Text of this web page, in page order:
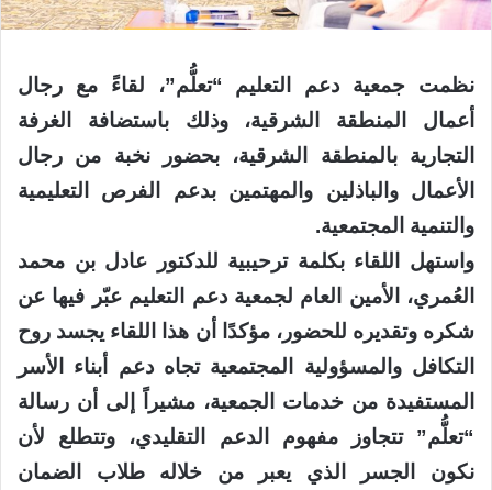
نظمت جمعية دعم التعليم “تعلُّم”، لقاءً مع رجال
أعمال المنطقة الشرقية، وذلك باستضافة الغرفة
التجارية بالمنطقة الشرقية، بحضور نخبة من رجال
الأعمال والباذلين والمهتمين بدعم الفرص التعليمية
والتنمية المجتمعية.
واستهل اللقاء بكلمة ترحيبية للدكتور عادل بن محمد
العُمري، الأمين العام لجمعية دعم التعليم عبّر فيها عن
شكره وتقديره للحضور، مؤكدًا أن هذا اللقاء يجسد روح
التكافل والمسؤولية المجتمعية تجاه دعم أبناء الأسر
المستفيدة من خدمات الجمعية، مشيراً إلى أن رسالة
“تعلُّم” تتجاوز مفهوم الدعم التقليدي، وتتطلع لأن
نكون الجسر الذي يعبر من خلاله طلاب الضمان